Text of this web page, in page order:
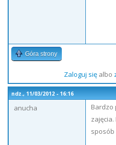
Góra strony
Zaloguj sięalbo
ndz., 11/03/2012 - 16:16
anucha
Bardzo
sposób